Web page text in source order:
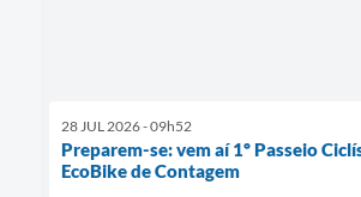
28 JUL 2026 - 09h52
Preparem-se: vem aí 1º Passeio
EcoBike de Contagem